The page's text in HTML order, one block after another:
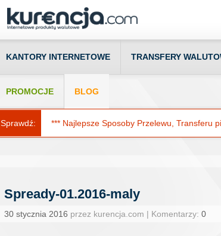
KANTORY INTERNETOWE TRANSFERY
PROMOCJE BLOG
Sprawdź: *** Najlepsze Sposoby Przelewu, Transferu
Spready-01.2016-maly
30 stycznia 2016 przez kurencja.com | Komentarzy: 0